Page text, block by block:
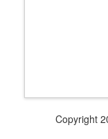
Copyright